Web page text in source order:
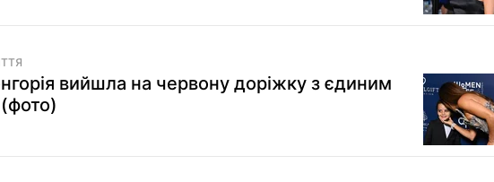
вийшла на червону доріжку з єдиним